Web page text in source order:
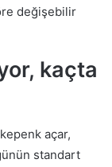
değişebilir
kaçta
kepenk açar,
standart